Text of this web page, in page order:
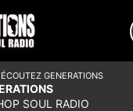
GENERATIONS
SOUL RADIO